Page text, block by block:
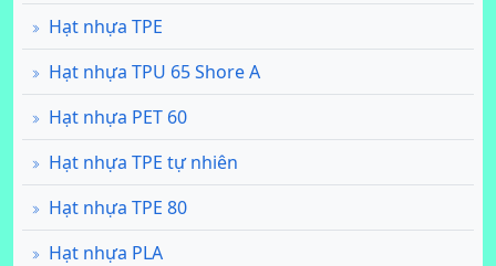
Hạt nhựa TPE
Hạt nhựa TPU 65 Shore A
Hạt nhựa PET 60
Hạt nhựa TPE tự nhiên
Hạt nhựa TPE 80
Hạt nhựa PLA